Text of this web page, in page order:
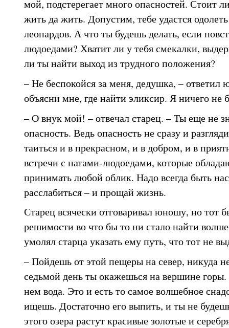
мой, подстерегает много опасностей. Стоит
жить да жить. Допустим, тебе удастся
леопардов. А что ты будешь делать, если
людоедами? Хватит ли у тебя смекалки,
ли ты найти выход из трудного положения?
– Не беспокойся за меня, дедушка, – ответил
объясни мне, где найти эликсир. Я ничего не
– О внук мой! – отвечал старец. – Ты еще не
опасность. Ведь опасность не сразу и
таиться и в прекрасном, и в добром, и в
встречи с натами-людоедами, которые
принимать любой облик. Надо всегда быть
расслабиться – и прощай жизнь.
Старец всячески отговаривал юношу, но тот
решимости во что бы то ни стало найти
умолял старца указать ему путь, что тот не
– Пойдешь от этой пещеры на север, никуда
седьмой день ты окажешься на вершине горы.
нем вода. Это и есть то самое волшебное
ищешь. Достаточно его выпить, и ты не
этого озера растут красивые золотые и